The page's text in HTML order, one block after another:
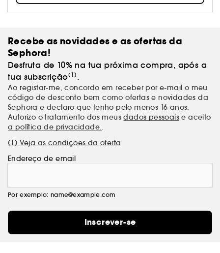
Recebe as novidades e as ofertas da
Sephora!
Desfruta de 10% na tua próxima compra, após a
tua subscrição(1) .
Ao registar-me, concordo em receber por e-mail o meu
código de desconto bem como ofertas e novidades da
Sephora e declaro que tenho pelo menos 16 anos.
Autorizo o tratamento dos meusdados pessoais e aceito
a política de privacidade..
(1) Veja as condições da oferta
Endereço de email
Por exemplo: name@example.com
Inscrever-se